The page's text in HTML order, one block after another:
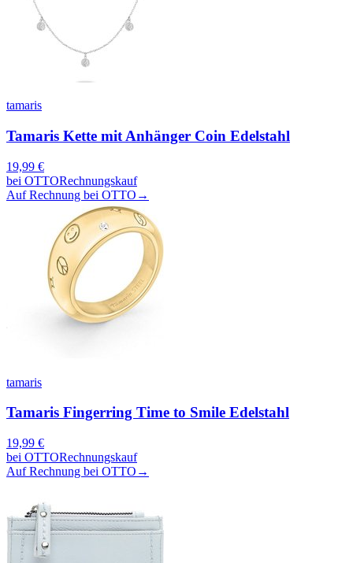
tamaris
Tamaris Kette mit Anhänger Coin Edelstahl
19,99 €
bei OTTORechnungskauf
Auf Rechnung bei OTTO →
tamaris
Tamaris Fingerring Time to Smile Edelstahl
19,99 €
bei OTTORechnungskauf
Auf Rechnung bei OTTO →